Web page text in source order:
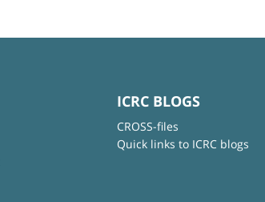
ICRC BLOGS
CROSS-files
Quick links to ICRC blogs